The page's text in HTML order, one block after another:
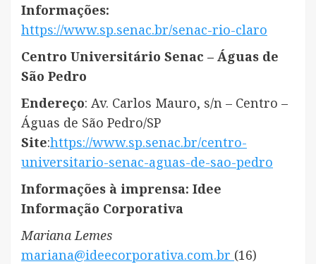
Informações:
https://www.sp.senac.br/senac-rio-claro
Centro Universitário Senac – Águas de
São Pedro
Endereço: Av. Carlos Mauro, s/n – Centro –
Águas de São Pedro/SP
Site:https://www.sp.senac.br/centro-
universitario-senac-aguas-de-sao-pedro
Informações à imprensa: Idee
Informação Corporativa
Mariana Lemes
mariana@ideecorporativa.com.br (16)